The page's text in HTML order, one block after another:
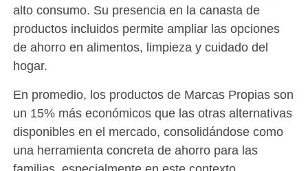
alto consumo. Su presencia en la canasta de
productos incluidos permite ampliar las opciones
de ahorro en alimentos, limpieza y cuidado del
hogar.
En promedio, los productos de Marcas Propias son
un 15% más económicos que las otras alternativas
disponibles en el mercado, consolidándose como
una herramienta concreta de ahorro para las